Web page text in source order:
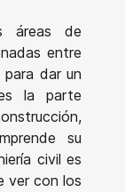
áreas de
entre
dar un
la parte
su
civil es
ver con los